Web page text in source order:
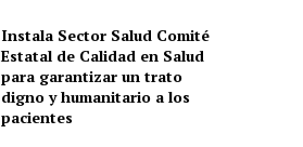
Instala Sector Salud Comité
Estatal de Calidad en Salud
para garantizar un trato
digno y humanitario a los
pacientes